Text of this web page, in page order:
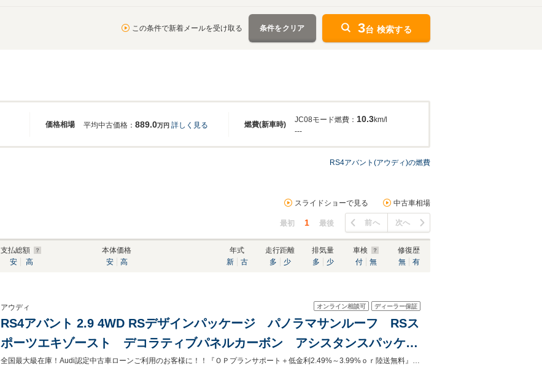
この条件で新着メールを受け取る 条件をクリア 3台 検索する
価格相場 燃費(新車時)
平均中古価格： 889.0万円 詳しく見る
JC08モード燃費： 10.3km/l
---
RS4アバント(アウディ)の燃費
スライドショーで見る 中古車相場
最初 1 最後 前へ 次へ
支払総額
安
高
本体価格
安
高
年式
新
古
走行距離
多
少
排気量
多
少
車検
付
無
修復歴
無
有
オンライン相談可 ディーラー保証
アウディ
RS4アバント 2.9 4WD RSデザインパッケージ パノラマサンルーフ RSス
ポーツエキゾースト デコラティブパネルカーボン アシスタンスパッケー
ジ OP20インチAW レッドキャリパー プライバシーガラス フルセグ
全国最大級在庫！Audi認定中古車ローンご利用のお客様に！！『ＯＰプランサポート＋低金利2.49%～3.99%ｏｒ陸送無料』※各種条件あります。下取・買取・保険もご相談ください